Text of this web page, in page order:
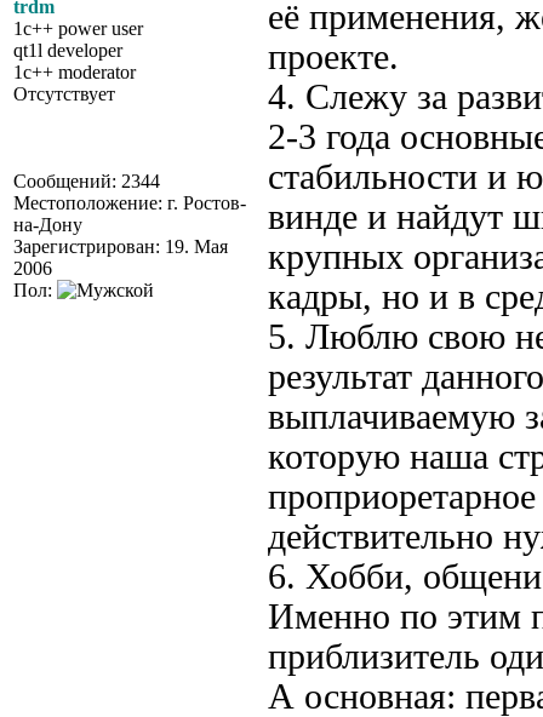
trdm
1c++ power user
qt1l developer
1c++ moderator
Отсутствует
Сообщений: 2344
Местоположение: г. Ростов-
на-Дону
Зарегистрирован: 19. Мая
2006
Пол:
её применения,
проекте.
4. Слежу за
2-3 года
стабильности и
винде и найдут
крупных
кадры, но и в
5. Люблю свою
результат
выплачиваемую
которую наша
действительно
6. Хобби,
Именно по этим
приблизитель
А основная: